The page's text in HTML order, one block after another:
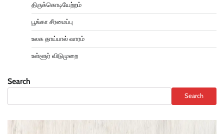
திருக்கொடியேற்றம்
பூங்கா சீரமைப்பு
உலக தாய்பால் வாரம்
உள்ளூர் விடுமுறை
Search
Search